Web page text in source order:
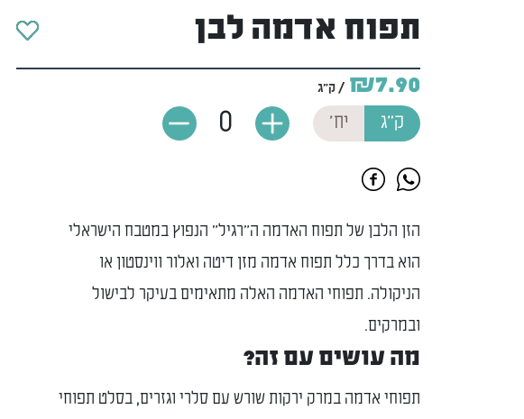
תפוח אדמה לבן
₪7.90 / ק"ג
ק"ג יח' 0
הזן הלבן של תפוח האדמה ה"רגיל" הנפוץ במטבח הישראלי
הוא בדרך כלל תפוח אדמה מזן דיטה ואלור ווינסטון או
הניקולה. תפוחי האדמה האלה מתאימים בעיקר לבישול
ובמרקים.
מה עושים עם זה?
תפוחי אדמה במרק ירקות שורש עם סלרי וגזרים, בסלט תפוחי